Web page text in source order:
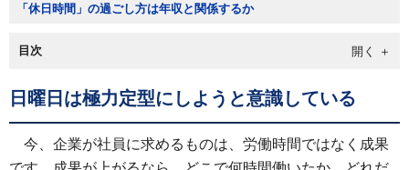
「休日時間」の過ごし方は年収と関係するか
目次
日曜日は極力定型にしようと意識している
今、企業が社員に求めるものは、労働時間ではなく成果